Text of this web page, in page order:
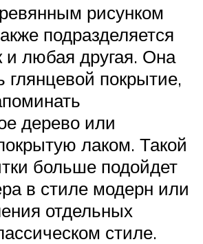
рисунком
подразделяется
и любая другая. Она
глянцевой покрытие,
дерево или
лаком. Такой
больше подойдет
в стиле модерн или
отдельных
стиле.